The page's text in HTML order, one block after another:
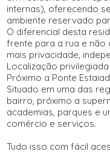
internas), oferecendo
ambiente reservado
O diferencial desta
frente para a rua e não
mais privacidade,
Localização privilegiada
Próximo a Ponte
Situado em uma das
bairro, próximo a
academias, parques e
comércio e serviços.
Tudo isso com fácil